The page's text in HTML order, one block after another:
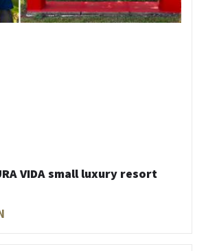
VIDA small luxury resort